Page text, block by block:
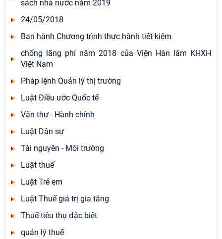
sách nhà nước năm 2019
24/05/2018
Ban hành Chương trình thực hành tiết kiệm
chống lãng phí năm 2018 của Viện Hàn lâm KHXH
Việt Nam
Pháp lệnh Quản lý thị trường
Luật Điều ước Quốc tế
Văn thư - Hành chính
Luật Dân sự
Tài nguyên - Môi trường
Luật thuế
Luật Trẻ em
Luật Thuế giá trị gia tăng
Thuế tiêu thụ đặc biệt
quản lý thuế